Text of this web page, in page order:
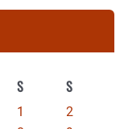
S S
1
2